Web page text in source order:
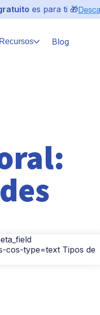
es para ti 🎁
Recursos Blog